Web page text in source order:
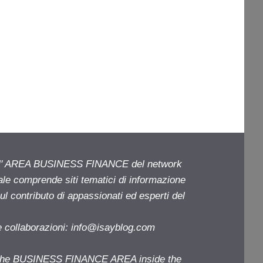
BUSINESS FINANCE del network
comprende siti tematici di informazione
contributo di appassionati ed esperti del
collaborazioni: info@isayblog.com
BUSINESS FINANCE AREA inside the